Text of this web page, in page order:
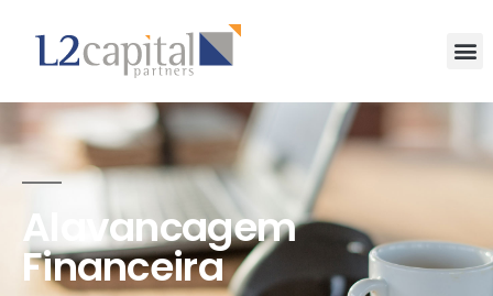
Alavancagem
Financeira